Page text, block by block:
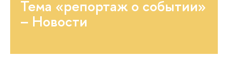
Тема «репортаж о событии»
– Новости